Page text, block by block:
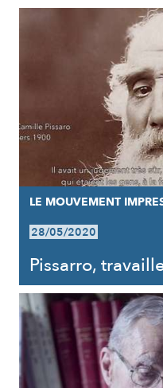
LE MOUVEMENT
28/05/2020
Pissarro,